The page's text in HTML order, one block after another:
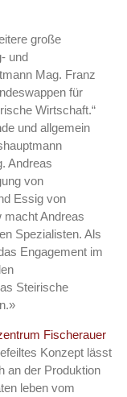
große
und
Mag. Franz
für
Wirtschaft.“
und allgemein
Andreas
von
Essig von
macht Andreas
Spezialisten. Als
Engagement im
Steirische
Fischerauer
Konzept lässt
an der Produktion
leben vom